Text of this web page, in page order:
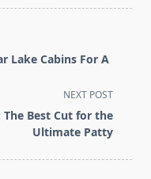
Lake Cabins For A
NEXT POST
Best Cut for the
Ultimate Patty